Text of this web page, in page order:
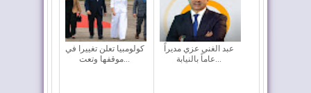
كولومبيا تعلن تغييرا في
موقفها وتعت...
عبد الغني عزي مديراً
عاماً بالنيابة...